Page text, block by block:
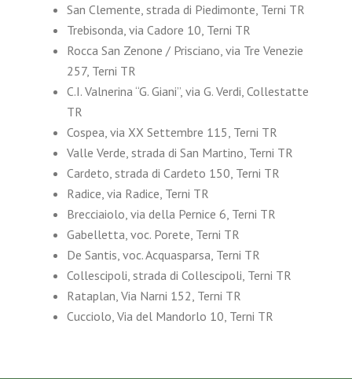
San Clemente, strada di Piedimonte, Terni TR
Trebisonda, via Cadore 10, Terni TR
Rocca San Zenone / Prisciano, via Tre Venezie
257, Terni TR
C.I. Valnerina “G. Giani”, via G. Verdi, Collestatte
TR
Cospea, via XX Settembre 115, Terni TR
Valle Verde, strada di San Martino, Terni TR
Cardeto, strada di Cardeto 150, Terni TR
Radice, via Radice, Terni TR
Brecciaiolo, via della Pernice 6, Terni TR
Gabelletta, voc. Porete, Terni TR
De Santis, voc. Acquasparsa, Terni TR
Collescipoli, strada di Collescipoli, Terni TR
Rataplan, Via Narni 152, Terni TR
Cucciolo, Via del Mandorlo 10, Terni TR